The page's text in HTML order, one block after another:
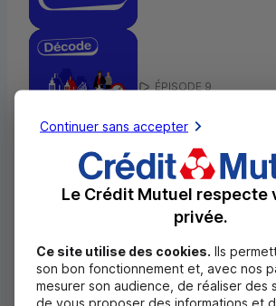
ÉPISODE 9
OPCI
OPC
Continuer sans accepter
Le Crédit Mutuel respecte
privée.
Ce site utilise des cookies. Ils
son bon fonctionnement et, avec nos
mesurer son audience, de réaliser des
de vous proposer des informations et